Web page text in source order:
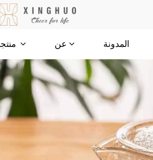
عن المدونة